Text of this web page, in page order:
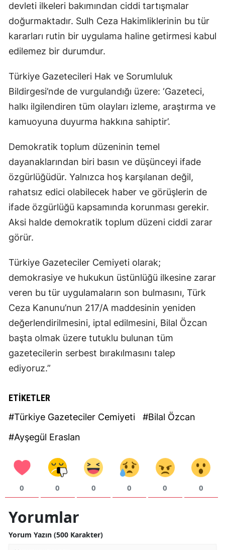
devleti ilkeleri bakımından ciddi tartışmalar
doğurmaktadır. Sulh Ceza Hakimliklerinin bu tür
kararları rutin bir uygulama haline getirmesi kabul
edilemez bir durumdur.
Türkiye Gazetecileri Hak ve Sorumluluk
Bildirgesi’nde de vurgulandığı üzere: ‘Gazeteci,
halkı ilgilendiren tüm olayları izleme, araştırma ve
kamuoyuna duyurma hakkına sahiptir’.
Demokratik toplum düzeninin temel
dayanaklarından biri basın ve düşünceyi ifade
özgürlüğüdür. Yalnızca hoş karşılanan değil,
rahatsız edici olabilecek haber ve görüşlerin de
ifade özgürlüğü kapsamında korunması gerekir.
Aksi halde demokratik toplum düzeni ciddi zarar
görür.
Türkiye Gazeteciler Cemiyeti olarak;
demokrasiye ve hukukun üstünlüğü ilkesine zarar
veren bu tür uygulamaların son bulmasını, Türk
Ceza Kanunu’nun 217/A maddesinin yeniden
değerlendirilmesini, iptal edilmesini, Bilal Özcan
başta olmak üzere tutuklu bulunan tüm
gazetecilerin serbest bırakılmasını talep
ediyoruz.”
ETİKETLER
#Türkiye Gazeteciler Cemiyeti
#Bilal Özcan
#Ayşegül Eraslan
0 0 0 0 0 0
Yorumlar
Yorum Yazın (500 Karakter)